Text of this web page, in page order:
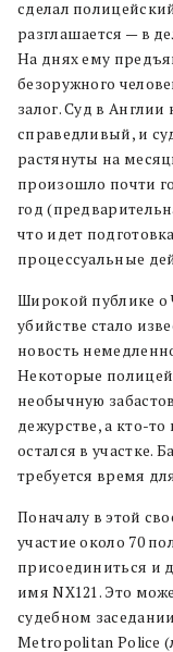
сделал
разглашается — в
На днях ему
безоружного
залог. Суд в
справедливый, и
растянуты на
произошло почти
год
что идет
процессуальные
Широкой публике о
убийстве стало
новость
Некоторые
необычную
дежурстве, а кто-
остался в участке.
требуется время
Поначалу в этой
участие около 70
присоединиться и
имя NX121. Это
судебном
Metropolitan Police